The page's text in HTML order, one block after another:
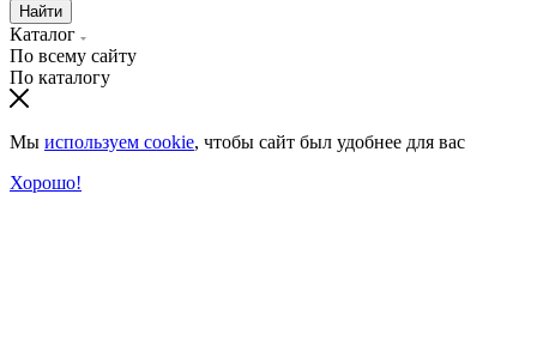
Найти
Каталог
По всему сайту
По каталогу
Мы используем cookie, чтобы сайт был удобнее для вас
Хорошо!